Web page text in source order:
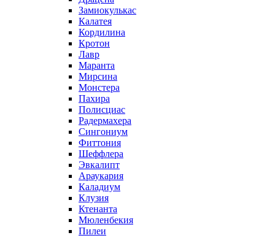
Замиокулькас
Калатея
Кордилина
Кротон
Лавр
Маранта
Мирсина
Монстера
Пахира
Полисциас
Радермахера
Сингониум
Фиттония
Шеффлера
Эвкалипт
Араукария
Каладиум
Клузия
Ктенанта
Мюленбекия
Пилеи